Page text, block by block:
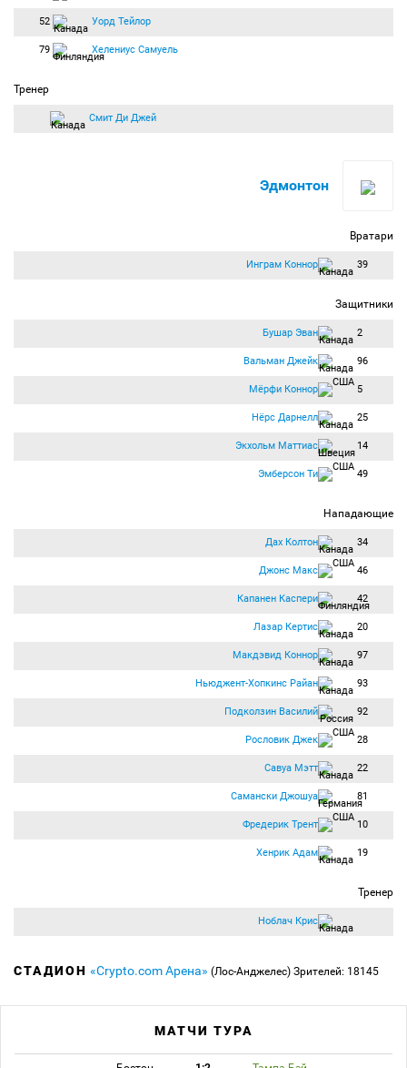
52 Уорд Тейлор
79 Хелениус Самуель
Тренер
Смит Ди Джей
Эдмонтон
Вратари
Инграм Коннор 39
Защитники
Бушар Эван 2
Вальман Джейк 96
Мёрфи Коннор 5
Нёрс Дарнелл 25
Экхольм Маттиас 14
Эмберсон Ти 49
Нападающие
Дах Колтон 34
Джонс Макс 46
Капанен Каспери 42
Лазар Кертис 20
Макдэвид Коннор 97
Ньюджент-Хопкинс Райан 93
Подколзин Василий 92
Рословик Джек 28
Савуа Мэтт 22
Самански Джошуа 81
Фредерик Трент 10
Хенрик Адам 19
Тренер
Ноблач Крис
СТАДИОН «Crypto.com Арена» (Лос-Анджелес) Зрителей: 18145
МАТЧИ ТУРА